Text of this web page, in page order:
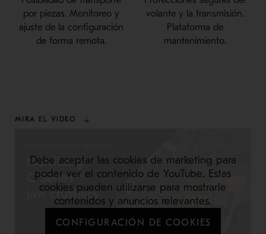
por piezas. Monitoreo y
ajuste de la configuración
de forma remota.
volante y la transmisión.
Plataforma de
mantenimiento.
MIRA EL VIDEO
Debe aceptar las cookies de marketing para
poder ver el contenido de YouTube. Estas
cookies pueden utilizarse para mostrarle
contenidos y anuncios relevantes.
CONFIGURACIÓN DE COOKIES